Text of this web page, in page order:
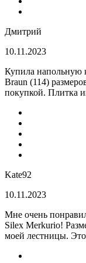
Дмитрий
10.11.2023
Купила напольную
Braun (114)
покупкой. Плитка
Kate92
10.11.2023
Мне очень
Silex Merkurio!
моей лестницы.